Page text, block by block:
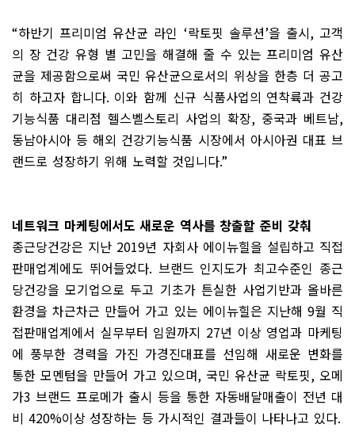
“하반기 프리미엄 유산균 라인 ‘락토핏 솔루션’을 출시,고객
의 장 건강 유형 별 고민을 해결해 줄 수 있는 프리미엄 유산
균을 제공함으로써 국민 유산균으로서의 위상을 한층 더 공고
히 하고자 합니다. 이와 함께 신규 식품사업의 연착륙과 건강
기능식품 대리점 헬스벨스토리 사업의 확장, 중국과 베트남,
동남아시아 등 해외 건강기능식품 시장에서 아시아권 대표 브
랜드로 성장하기 위해 노력할 것입니다.”
네트워크 마케팅에서도 새로운 역사를 창출할 준비 갖춰
종근당건강은 지난 2019년 자회사 에이뉴힐을 설립하고 직접
판매업계에도 뛰어들었다. 브랜드 인지도가 최고수준인 종근
당건강을 모기업으로 두고 기초가 튼실한 사업기반과 올바른
환경을 차근차근 만들어 가고 있는 에이뉴힐은 지난해 9월 직
접판매업계에서 실무부터 임원까지 27년 이상 영업과 마케팅
에 풍부한 경력을 가진 가경진대표를 선임해 새로운 변화를
통한 모멘텀을 만들어 가고 있으며, 국민 유산균 락토핏, 오메
가3브랜드 프로메가 출시 등을 통한 자동배달매출이 전년 대
비 420%이상 성장하는 등 가시적인 결과들이 나타나고 있다.